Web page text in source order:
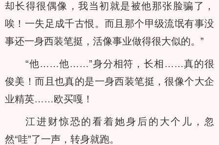
却长得很偶像，我当初就是被他那张脸骗了，
唉！一失足成千古恨。而且那个甲级流氓有事没
事还一身西装笔挺，活像事业做得很大似的。”
“他……他……”身分相符，长相……真的很
俊美！而且也真的是一身西装笔挺，很像个大企
业精英……欧买嘎！
江进财惊恐的看着她身后的大个儿，忽
然“哇”了一声，转身就跑。